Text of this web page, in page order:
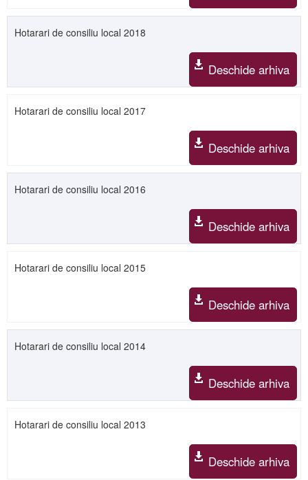
Hotarari de consiliu local 2018
Deschide arhiva
Hotarari de consiliu local 2017
Deschide arhiva
Hotarari de consiliu local 2016
Deschide arhiva
Hotarari de consiliu local 2015
Deschide arhiva
Hotarari de consiliu local 2014
Deschide arhiva
Hotarari de consiliu local 2013
Deschide arhiva